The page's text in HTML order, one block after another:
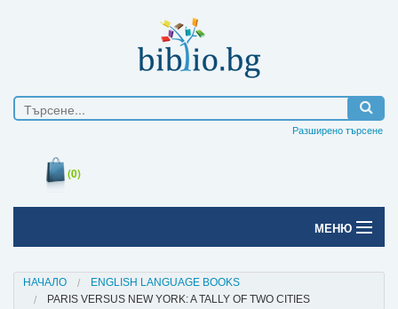
Разширено търсене
(0)
МЕНЮ
Печатни книги
НАЧАЛО
ENGLISH LANGUAGE BOOKS
PARIS VERSUS NEW YORK: A TALLY OF TWO CITIES